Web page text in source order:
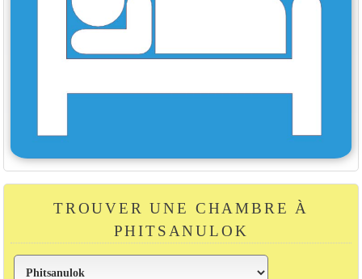
TROUVER UNE CHAMBRE À
PHITSANULOK